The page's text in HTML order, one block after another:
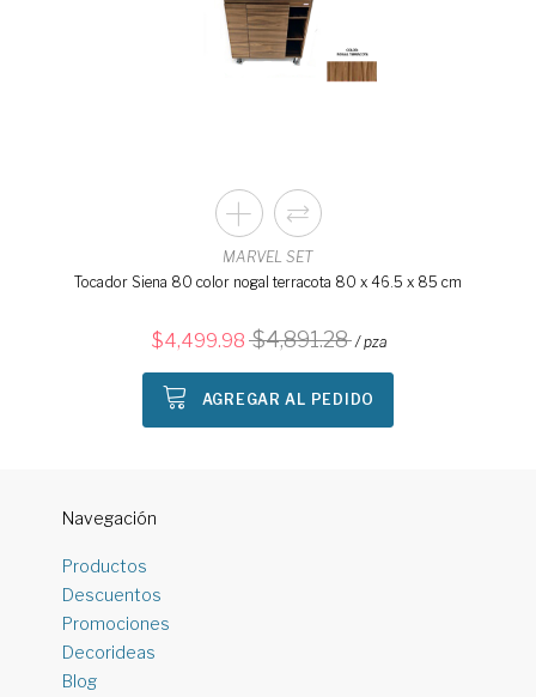
MARVEL SET
Tocador Siena 80 color nogal terracota 80 x 46.5 x 85 cm
4,499.98 4,891.28 / pza
AGREGAR AL PEDIDO
Navegación
Productos
Descuentos
Promociones
Decorideas
Blog